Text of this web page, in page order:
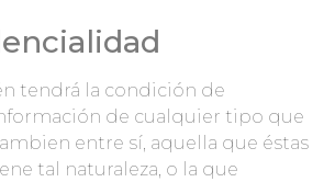
tendrá la condición de
de cualquier tipo que
entre sí, aquella que éstas
tal naturaleza, o la que